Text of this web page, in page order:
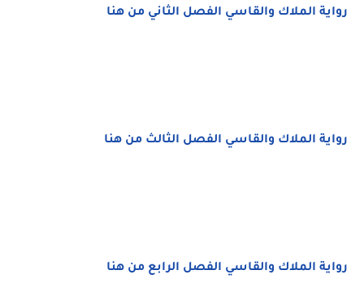
رواية الملاك والقاسي الفصل الثاني من هنا
رواية الملاك والقاسي الفصل الثالث من هنا
رواية الملاك والقاسي الفصل الرابع من هنا